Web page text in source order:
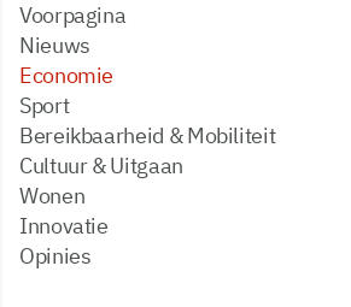
Voorpagina
Nieuws
Economie
Sport
Bereikbaarheid & Mobiliteit
Cultuur & Uitgaan
Wonen
Innovatie
Opinies